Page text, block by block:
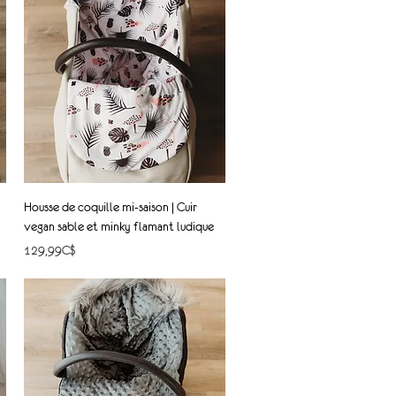
Quick View
Housse de coquille mi-saison | Cuir
vegan sable et minky flamant ludique
Price
129,99C$